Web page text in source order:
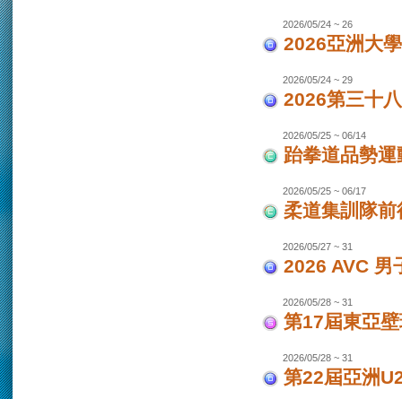
2026/05/24 ~ 26
2026亞洲大
2026/05/24 ~ 29
2026第三十
2026/05/25 ~ 06/14
跆拳道品勢
2026/05/25 ~ 06/17
柔道集訓隊
2026/05/27 ~ 31
2026 AVC 男
2026/05/28 ~ 31
第17屆東亞
2026/05/28 ~ 31
第22屆亞洲